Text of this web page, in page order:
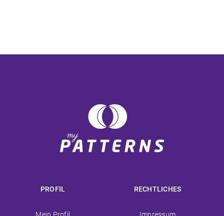
PROFIL
Navigation
Mein Profil
RECHTLICHES
Navigation
Impressum